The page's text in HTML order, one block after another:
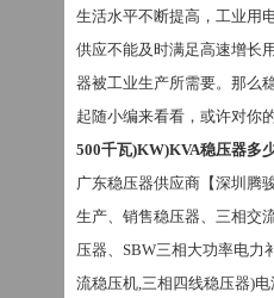
生活水平不断提高，工业用
供应不能及时满足高速增长
器被工业生产所需要。那么
起随小编来看看，或许对你
500千瓦)KW)KVA稳压器多
广东稳压器供应商【深圳腾
生产、销售稳压器、三相交
压器、 SBW三相大功率电力
流稳压机,三相四线稳压器)